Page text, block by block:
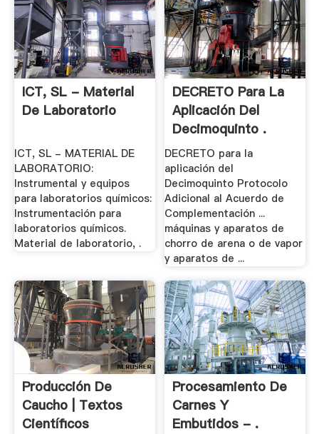
ICT, SL - Material
De Laboratorio
ICT, SL - MATERIAL DE
LABORATORIO:
Instrumental y equipos
para laboratorios químicos:
Instrumentación para
laboratorios químicos.
Material de laboratorio, .
DECRETO Para La
Aplicación Del
Decimoquinto .
DECRETO para la
aplicación del
Decimoquinto Protocolo
Adicional al Acuerdo de
Complementación ...
máquinas y aparatos de
chorro de arena o de vapor
y aparatos de ...
Producción De
Caucho | Textos
Científicos
Procesamiento De
Carnes Y
Embutidos - .